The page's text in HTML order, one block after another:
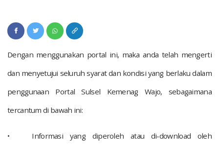
Dengan menggunakan portal ini, maka anda telah mengerti
dan menyetujui seluruh syarat dan kondisi yang berlaku dalam
penggunaan Portal Sulsel Kemenag Wajo, sebagaimana
tercantum di bawah ini:
•
Informasi yang diperoleh atau di-download oleh